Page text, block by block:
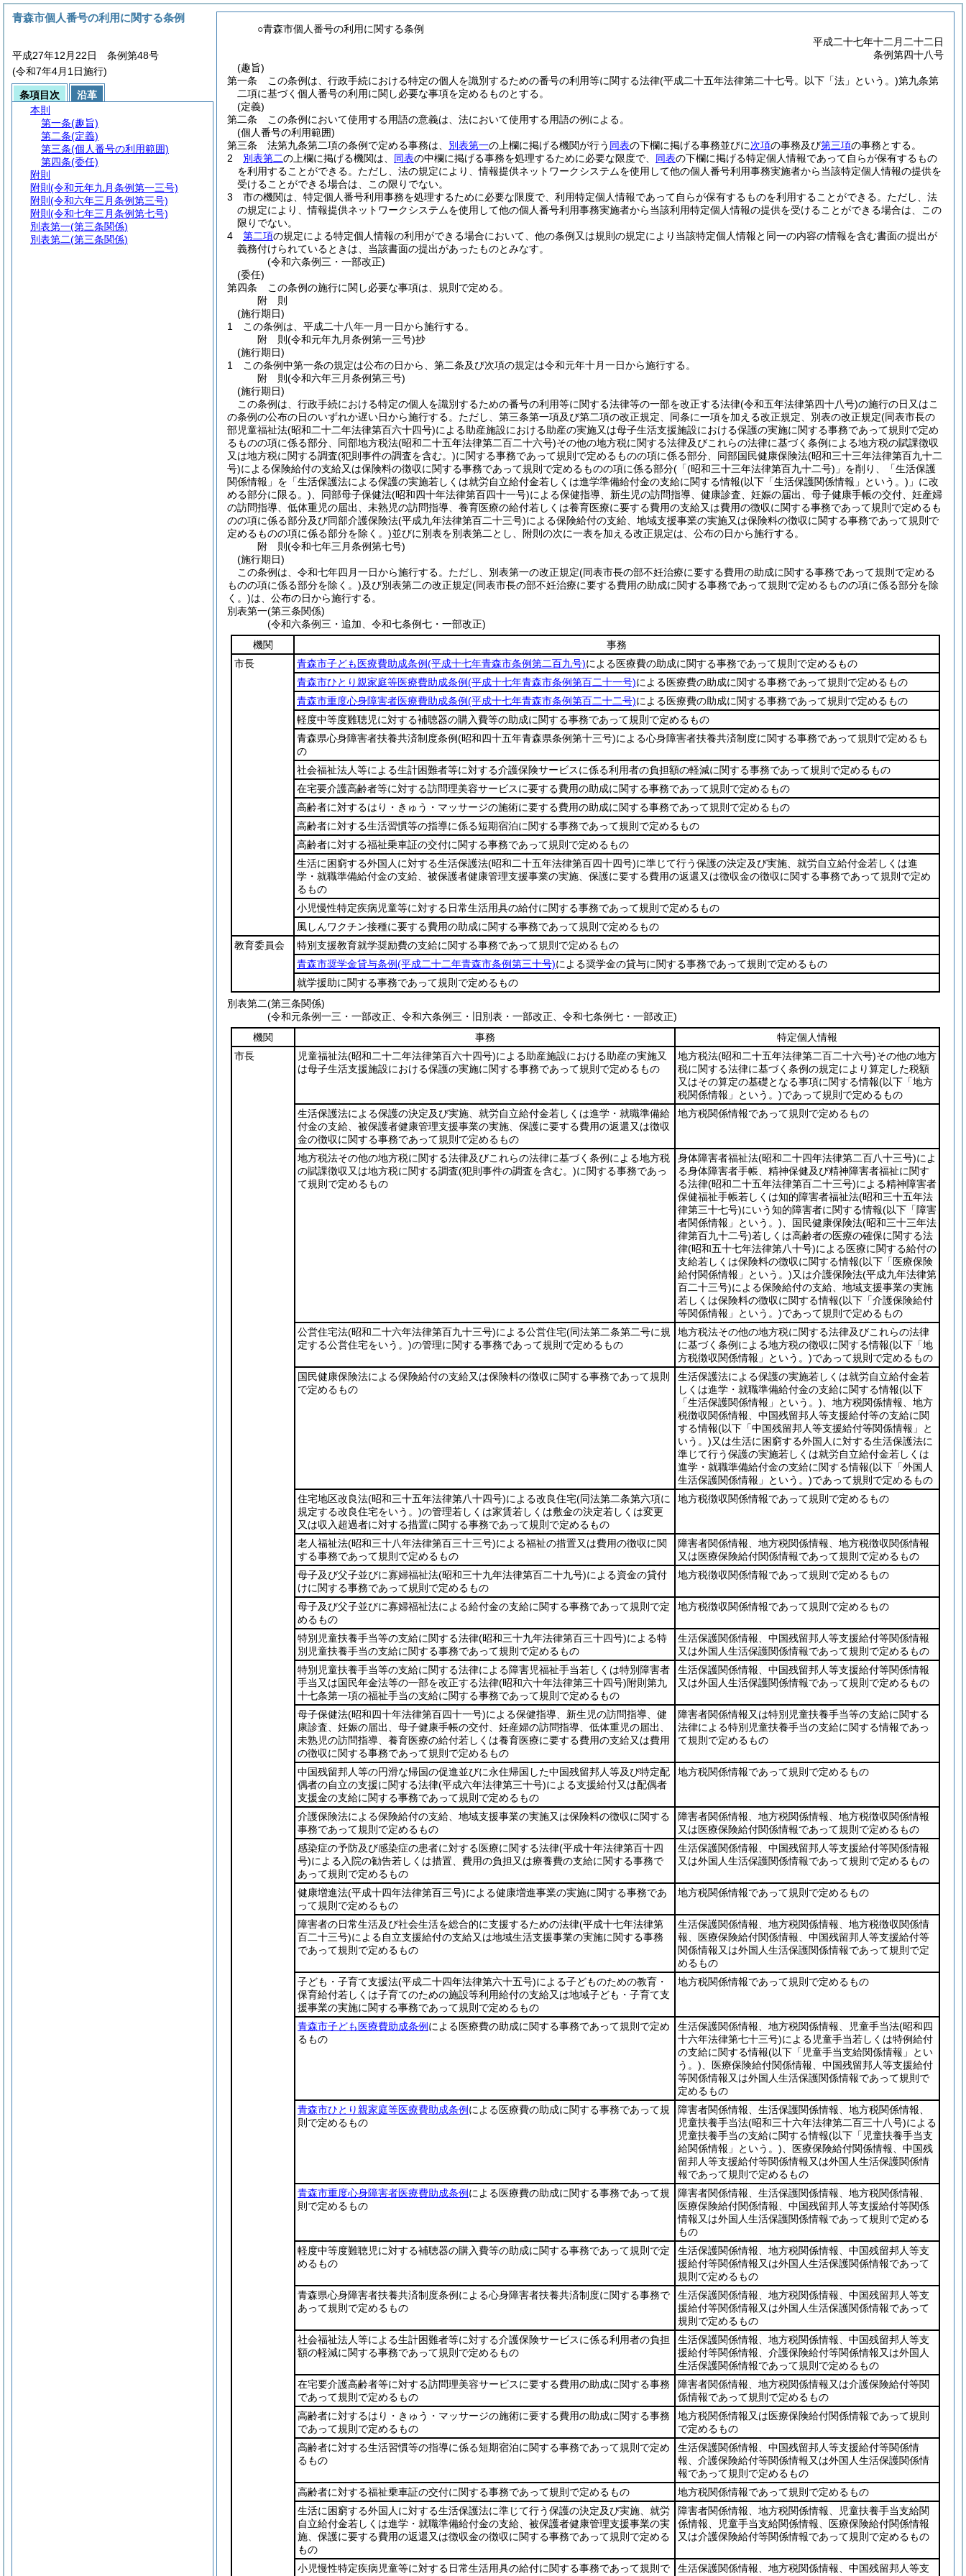
○青森市個人番号の利用に関する条例
平成二十七年十二月二十二日
条例第四十八号
(趣旨)
第一条
この条例は、行政手続における特定の個人を識別するための番号の利用等に関する法律(平成二十五年法律第二十七号。以下「法」という。)第九条第
二項に基づく個人番号の利用に関し必要な事項を定めるものとする。
(定義)
第二条
この条例において使用する用語の意義は、法において使用する用語の例による。
(個人番号の利用範囲)
第三条
法第九条第二項の条例で定める事務は、 別表第一の上欄に掲げる機関が行う 同表の下欄に掲げる事務並びに次項の事務及び第三項の事務とする。
2
別表第二の上欄に掲げる機関は、 同表の中欄に掲げる事務を処理するために必要な限度で、 同表の下欄に掲げる特定個人情報であって自らが保有するもの
を利用することができる。 ただし、法の規定により、情報提供ネットワークシステムを使用して他の個人番号利用事務実施者から当該特定個人情報の提供を
受けることができる場合は、この限りでない。
3
市の機関は、特定個人番号利用事務を処理するために必要な限度で、利用特定個人情報であって自らが保有するものを利用することができる。 ただし、法
の規定により、情報提供ネットワークシステムを使用して他の個人番号利用事務実施者から当該利用特定個人情報の提供を受けることができる場合は、この
限りでない。
4
第二項の規定による特定個人情報の利用ができる場合において、他の条例又は規則の規定により当該特定個人情報と同一の内容の情報を含む書面の提出が
義務付けられているときは、当該書面の提出があったものとみなす。
(令和六条例三・一部改正)
(委任)
第四条
この条例の施行に関し必要な事項は、規則で定める。
附 則
(施行期日)
1
この条例は、平成二十八年一月一日から施行する。
附 則(令和元年九月条例第一三号)抄
(施行期日)
1
この条例中第一条の規定は公布の日から、第二条及び次項の規定は令和元年十月一日から施行する。
附 則(令和六年三月条例第三号)
(施行期日)
この条例は、行政手続における特定の個人を識別するための番号の利用等に関する法律等の一部を改正する法律(令和五年法律第四十八号)の施行の日又はこ
の条例の公布の日のいずれか遅い日から施行する。 ただし、第三条第一項及び第二項の改正規定、同条に一項を加える改正規定、別表の改正規定(同表市長の
部児童福祉法(昭和二十二年法律第百六十四号)による助産施設における助産の実施又は母子生活支援施設における保護の実施に関する事務であって規則で定め
るものの項に係る部分、同部地方税法(昭和二十五年法律第二百二十六号)その他の地方税に関する法律及びこれらの法律に基づく条例による地方税の賦課徴収
又は地方税に関する調査(犯則事件の調査を含む。)に関する事務であって規則で定めるものの項に係る部分、同部国民健康保険法(昭和三十三年法律第百九十二
号)による保険給付の支給又は保険料の徴収に関する事務であって規則で定めるものの項に係る部分(「(昭和三十三年法律第百九十二号) 」を削り、「生活保護
関係情報」を「生活保護法による保護の実施若しくは就労自立給付金若しくは進学準備給付金の支給に関する情報(以下「生活保護関係情報」という。) 」に改
める部分に限る。) 、同部母子保健法(昭和四十年法律第百四十一号)による保健指導、新生児の訪問指導、健康診査、妊娠の届出、母子健康手帳の交付、妊産婦
の訪問指導、低体重児の届出、未熟児の訪問指導、養育医療の給付若しくは養育医療に要する費用の支給又は費用の徴収に関する事務であって規則で定めるも
のの項に係る部分及び同部介護保険法(平成九年法律第百二十三号)による保険給付の支給、地域支援事業の実施又は保険料の徴収に関する事務であって規則で
定めるものの項に係る部分を除く。)並びに別表を別表第二とし、附則の次に一表を加える改正規定は、公布の日から施行する。
附 則(令和七年三月条例第七号)
(施行期日)
この条例は、令和七年四月一日から施行する。 ただし、別表第一の改正規定(同表市長の部不妊治療に要する費用の助成に関する事務であって規則で定める
ものの項に係る部分を除く。)及び別表第二の改正規定(同表市長の部不妊治療に要する費用の助成に関する事務であって規則で定めるものの項に係る部分を除
く。)は、公布の日から施行する。
別表第一(第三条関係)
(令和六条例三・追加、令和七条例七・一部改正)
機関
事務
市長
青森市子ども医療費助成条例(平成十七年青森市条例第二百九号)による医療費の助成に関する事務であって規則で定めるもの
青森市ひとり親家庭等医療費助成条例(平成十七年青森市条例第百二十一号)による医療費の助成に関する事務であって規則で定めるもの
青森市重度心身障害者医療費助成条例(平成十七年青森市条例第百二十二号)による医療費の助成に関する事務であって規則で定めるもの
軽度中等度難聴児に対する補聴器の購入費等の助成に関する事務であって規則で定めるもの
青森県心身障害者扶養共済制度条例(昭和四十五年青森県条例第十三号)による心身障害者扶養共済制度に関する事務であって規則で定めるも
の
社会福祉法人等による生計困難者等に対する介護保険サービスに係る利用者の負担額の軽減に関する事務であって規則で定めるもの
在宅要介護高齢者等に対する訪問理美容サービスに要する費用の助成に関する事務であって規則で定めるもの
高齢者に対するはり・きゅう・マッサージの施術に要する費用の助成に関する事務であって規則で定めるもの
高齢者に対する生活習慣等の指導に係る短期宿泊に関する事務であって規則で定めるもの
高齢者に対する福祉乗車証の交付に関する事務であって規則で定めるもの
生活に困窮する外国人に対する生活保護法(昭和二十五年法律第百四十四号)に準じて行う保護の決定及び実施、就労自立給付金若しくは進
学・就職準備給付金の支給、被保護者健康管理支援事業の実施、保護に要する費用の返還又は徴収金の徴収に関する事務であって規則で定め
るもの
小児慢性特定疾病児童等に対する日常生活用具の給付に関する事務であって規則で定めるもの
風しんワクチン接種に要する費用の助成に関する事務であって規則で定めるもの
教育委員会
特別支援教育就学奨励費の支給に関する事務であって規則で定めるもの
青森市奨学金貸与条例(平成二十二年青森市条例第三十号)による奨学金の貸与に関する事務であって規則で定めるもの
就学援助に関する事務であって規則で定めるもの
別表第二(第三条関係)
(令和元条例一三・一部改正、令和六条例三・旧別表・一部改正、令和七条例七・一部改正)
機関
事務
特定個人情報
市長
児童福祉法(昭和二十二年法律第百六十四号)による助産施設における助産の実施又
は母子生活支援施設における保護の実施に関する事務であって規則で定めるもの
地方税法(昭和二十五年法律第二百二十六号)その他の地方
税に関する法律に基づく条例の規定により算定した税額
又はその算定の基礎となる事項に関する情報(以下「地方
税関係情報」という。)であって規則で定めるもの
生活保護法による保護の決定及び実施、就労自立給付金若しくは進学・就職準備給
付金の支給、被保護者健康管理支援事業の実施、保護に要する費用の返還又は徴収
金の徴収に関する事務であって規則で定めるもの
地方税関係情報であって規則で定めるもの
地方税法その他の地方税に関する法律及びこれらの法律に基づく条例による地方税
の賦課徴収又は地方税に関する調査(犯則事件の調査を含む。)に関する事務であっ
て規則で定めるもの
身体障害者福祉法(昭和二十四年法律第二百八十三号)によ
る身体障害者手帳、精神保健及び精神障害者福祉に関す
る法律(昭和二十五年法律第百二十三号)による精神障害者
保健福祉手帳若しくは知的障害者福祉法(昭和三十五年法
律第三十七号)にいう知的障害者に関する情報(以下「障害
者関係情報」という。) 、国民健康保険法(昭和三十三年法
律第百九十二号)若しくは高齢者の医療の確保に関する法
律(昭和五十七年法律第八十号)による医療に関する給付の
支給若しくは保険料の徴収に関する情報(以下「医療保険
給付関係情報」という。)又は介護保険法(平成九年法律第
百二十三号)による保険給付の支給、地域支援事業の実施
若しくは保険料の徴収に関する情報(以下「介護保険給付
等関係情報」という。)であって規則で定めるもの
公営住宅法(昭和二十六年法律第百九十三号)による公営住宅(同法第二条第二号に規
定する公営住宅をいう。)の管理に関する事務であって規則で定めるもの
地方税法その他の地方税に関する法律及びこれらの法律
に基づく条例による地方税の徴収に関する情報(以下「地
方税徴収関係情報」という。)であって規則で定めるもの
国民健康保険法による保険給付の支給又は保険料の徴収に関する事務であって規則
で定めるもの
生活保護法による保護の実施若しくは就労自立給付金若
しくは進学・就職準備給付金の支給に関する情報(以下
「生活保護関係情報」という。) 、地方税関係情報、地方
税徴収関係情報、中国残留邦人等支援給付等の支給に関
する情報(以下「中国残留邦人等支援給付等関係情報」と
いう。)又は生活に困窮する外国人に対する生活保護法に
準じて行う保護の実施若しくは就労自立給付金若しくは
進学・就職準備給付金の支給に関する情報(以下「外国人
生活保護関係情報」という。)であって規則で定めるもの
住宅地区改良法(昭和三十五年法律第八十四号)による改良住宅(同法第二条第六項に
規定する改良住宅をいう。)の管理若しくは家賃若しくは敷金の決定若しくは変更
又は収入超過者に対する措置に関する事務であって規則で定めるもの
地方税徴収関係情報であって規則で定めるもの
老人福祉法(昭和三十八年法律第百三十三号)による福祉の措置又は費用の徴収に関
する事務であって規則で定めるもの
障害者関係情報、地方税関係情報、地方税徴収関係情報
又は医療保険給付関係情報であって規則で定めるもの
母子及び父子並びに寡婦福祉法(昭和三十九年法律第百二十九号)による資金の貸付
けに関する事務であって規則で定めるもの
地方税徴収関係情報であって規則で定めるもの
母子及び父子並びに寡婦福祉法による給付金の支給に関する事務であって規則で定
めるもの
地方税徴収関係情報であって規則で定めるもの
特別児童扶養手当等の支給に関する法律(昭和三十九年法律第百三十四号)による特
別児童扶養手当の支給に関する事務であって規則で定めるもの
生活保護関係情報、中国残留邦人等支援給付等関係情報
又は外国人生活保護関係情報であって規則で定めるもの
特別児童扶養手当等の支給に関する法律による障害児福祉手当若しくは特別障害者
手当又は国民年金法等の一部を改正する法律(昭和六十年法律第三十四号)附則第九
十七条第一項の福祉手当の支給に関する事務であって規則で定めるもの
生活保護関係情報、中国残留邦人等支援給付等関係情報
又は外国人生活保護関係情報であって規則で定めるもの
母子保健法(昭和四十年法律第百四十一号)による保健指導、新生児の訪問指導、健
康診査、妊娠の届出、母子健康手帳の交付、妊産婦の訪問指導、低体重児の届出、
未熟児の訪問指導、養育医療の給付若しくは養育医療に要する費用の支給又は費用
の徴収に関する事務であって規則で定めるもの
障害者関係情報又は特別児童扶養手当等の支給に関する
法律による特別児童扶養手当の支給に関する情報であっ
て規則で定めるもの
中国残留邦人等の円滑な帰国の促進並びに永住帰国した中国残留邦人等及び特定配
偶者の自立の支援に関する法律(平成六年法律第三十号)による支援給付又は配偶者
支援金の支給に関する事務であって規則で定めるもの
地方税関係情報であって規則で定めるもの
介護保険法による保険給付の支給、地域支援事業の実施又は保険料の徴収に関する
事務であって規則で定めるもの
障害者関係情報、地方税関係情報、地方税徴収関係情報
又は医療保険給付関係情報であって規則で定めるもの
感染症の予防及び感染症の患者に対する医療に関する法律(平成十年法律第百十四
号)による入院の勧告若しくは措置、費用の負担又は療養費の支給に関する事務で
あって規則で定めるもの
生活保護関係情報、中国残留邦人等支援給付等関係情報
又は外国人生活保護関係情報であって規則で定めるもの
健康増進法(平成十四年法律第百三号)による健康増進事業の実施に関する事務であ
って規則で定めるもの
地方税関係情報であって規則で定めるもの
障害者の日常生活及び社会生活を総合的に支援するための法律(平成十七年法律第
百二十三号)による自立支援給付の支給又は地域生活支援事業の実施に関する事務
であって規則で定めるもの
生活保護関係情報、地方税関係情報、地方税徴収関係情
報、医療保険給付関係情報、中国残留邦人等支援給付等
関係情報又は外国人生活保護関係情報であって規則で定
めるもの
子ども・子育て支援法(平成二十四年法律第六十五号)による子どものための教育・
保育給付若しくは子育てのための施設等利用給付の支給又は地域子ども・子育て支
援事業の実施に関する事務であって規則で定めるもの
地方税関係情報であって規則で定めるもの
青森市子ども医療費助成条例 による医療費の助成に関する事務であって規則で定め
るもの
生活保護関係情報、地方税関係情報、児童手当法(昭和四
十六年法律第七十三号)による児童手当若しくは特例給付
の支給に関する情報(以下「児童手当支給関係情報」とい
う。) 、医療保険給付関係情報、中国残留邦人等支援給付
等関係情報又は外国人生活保護関係情報であって規則で
定めるもの
青森市ひとり親家庭等医療費助成条例 による医療費の助成に関する事務であって規
則で定めるもの
障害者関係情報、生活保護関係情報、地方税関係情報、
児童扶養手当法(昭和三十六年法律第二百三十八号)による
児童扶養手当の支給に関する情報(以下「児童扶養手当支
給関係情報」という。) 、医療保険給付関係情報、中国残
留邦人等支援給付等関係情報又は外国人生活保護関係情
報であって規則で定めるもの
青森市重度心身障害者医療費助成条例 による医療費の助成に関する事務であって規
則で定めるもの
障害者関係情報、生活保護関係情報、地方税関係情報、
医療保険給付関係情報、中国残留邦人等支援給付等関係
情報又は外国人生活保護関係情報であって規則で定める
もの
軽度中等度難聴児に対する補聴器の購入費等の助成に関する事務であって規則で定
めるもの
生活保護関係情報、地方税関係情報、中国残留邦人等支
援給付等関係情報又は外国人生活保護関係情報であって
規則で定めるもの
青森県心身障害者扶養共済制度条例による心身障害者扶養共済制度に関する事務で
あって規則で定めるもの
生活保護関係情報、地方税関係情報、中国残留邦人等支
援給付等関係情報又は外国人生活保護関係情報であって
規則で定めるもの
社会福祉法人等による生計困難者等に対する介護保険サービスに係る利用者の負担
額の軽減に関する事務であって規則で定めるもの
生活保護関係情報、地方税関係情報、中国残留邦人等支
援給付等関係情報、介護保険給付等関係情報又は外国人
生活保護関係情報であって規則で定めるもの
在宅要介護高齢者等に対する訪問理美容サービスに要する費用の助成に関する事務
であって規則で定めるもの
障害者関係情報、地方税関係情報又は介護保険給付等関
係情報であって規則で定めるもの
高齢者に対するはり・きゅう・マッサージの施術に要する費用の助成に関する事務
であって規則で定めるもの
地方税関係情報又は医療保険給付関係情報であって規則
で定めるもの
高齢者に対する生活習慣等の指導に係る短期宿泊に関する事務であって規則で定め
るもの
生活保護関係情報、中国残留邦人等支援給付等関係情
報、介護保険給付等関係情報又は外国人生活保護関係情
報であって規則で定めるもの
高齢者に対する福祉乗車証の交付に関する事務であって規則で定めるもの
地方税関係情報であって規則で定めるもの
生活に困窮する外国人に対する生活保護法に準じて行う保護の決定及び実施、就労
自立給付金若しくは進学・就職準備給付金の支給、被保護者健康管理支援事業の実
施、保護に要する費用の返還又は徴収金の徴収に関する事務であって規則で定める
もの
障害者関係情報、地方税関係情報、児童扶養手当支給関
係情報、児童手当支給関係情報、医療保険給付関係情報
又は介護保険給付等関係情報であって規則で定めるもの
小児慢性特定疾病児童等に対する日常生活用具の給付に関する事務であって規則で
生活保護関係情報、地方税関係情報、中国残留邦人等支
青森市個人番号の利用に関する条例
平成27年12月22日 条例第48号
(令和7年4月1日施行)
条項目次
沿革
本則
第一条(趣旨)
第二条(定義)
第三条(個人番号の利用範囲)
第四条(委任)
附則
附則 (令和元年九月条例第一三号)
附則 (令和六年三月条例第三号)
附則 (令和七年三月条例第七号)
別表第一(第三条関係)
別表第二(第三条関係)